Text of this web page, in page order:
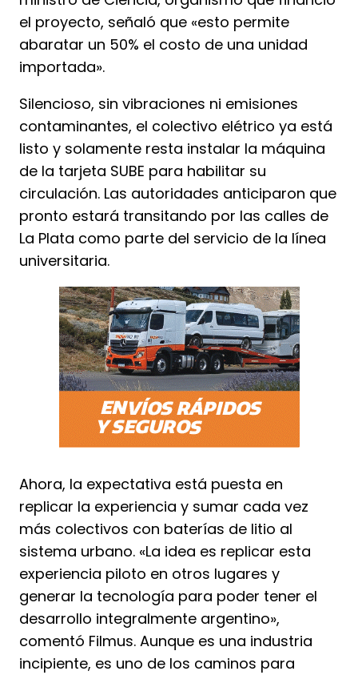
el proyecto, señaló que «esto permite
abaratar un 50% el costo de una unidad
importada».
Silencioso, sin vibraciones ni emisiones
contaminantes, el colectivo elétrico ya está
listo y solamente resta instalar la máquina
de la tarjeta SUBE para habilitar su
circulación. Las autoridades anticiparon que
pronto estará transitando por las calles de
La Plata como parte del servicio de la línea
universitaria.
Ahora, la expectativa está puesta en
replicar la experiencia y sumar cada vez
más colectivos con baterías de litio al
sistema urbano. «La idea es replicar esta
experiencia piloto en otros lugares y
generar la tecnología para poder tener el
desarrollo integralmente argentino»,
comentó Filmus. Aunque es una industria
incipiente, es uno de los caminos para